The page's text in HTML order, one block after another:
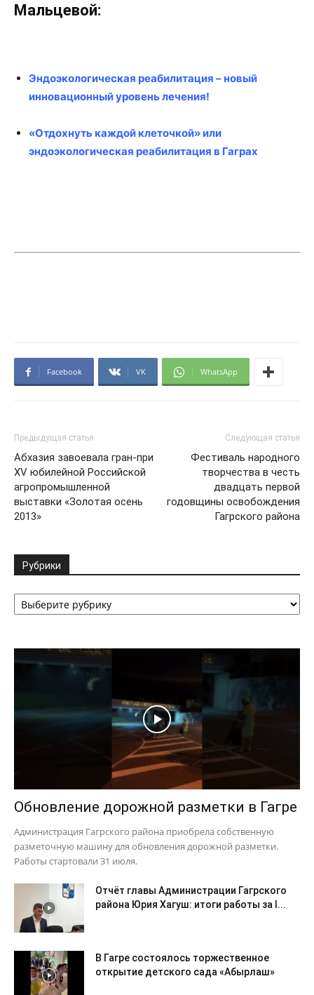
Мальцевой:
Эндоэкологическая реабилитация – новый
инновационный уровень лечения!
«Отдохнуть каждой клеточкой» или
эндоэкологическая реабилитация в Гаграх
Facebook VK WhatsApp
Предыдущая статья
Абхазия завоевала гран-при
XV юбилейной Российской
агропромышленной
выставки «Золотая осень
2013»
Следующая статья
Фестиваль народного
творчества в честь
двадцать первой
годовщины освобождения
Гагрского района
Рубрики
Рубрики
Обновление дорожной разметки в Гагре
Администрация Гагрского района приобрела собственную
разметочную машину для обновления дорожной разметки.
Работы стартовали 31 июля.
Отчёт главы Администрации Гагрского
района Юрия Хагуш: итоги работы за I...
В Гагре состоялось торжественное
открытие детского сада «Абырлаш»